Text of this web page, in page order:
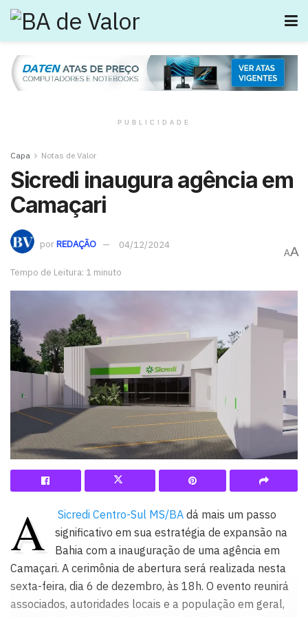
PUBLICIDADE
Capa Notas de Valor
Sicredi inaugura agência em
Camaçari
porREDAÇÃO 04/12/2024
Tempo de Leitura: 1 minuto
AA
A Sicredi Centro-Sul MS/BA dá mais um passo
significativo em sua estratégia de expansão na
Bahia com a inauguração de uma agência em
Camaçari. A cerimônia de abertura será realizada nesta
sexta-feira, dia 6 de dezembro, às 18h. O evento reunirá
associados, autoridades locais e a população em geral,